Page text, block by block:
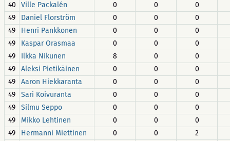
40
Ville Packalén 0 0
0
49
Daniel Florström 0 0
0
49
Henri Pankkonen 0 0
0
49
Kaspar Orasmaa 0 0
0
49
Ilkka Nikunen 8 0
0
49
Aleksi Pietikäinen 0 0
0
49
Aaron Hiekkaranta 0 0
0
49
Sari Koivuranta 0 0
0
49
Silmu Seppo 0 0
0
49
Mikko Lehtinen 0 0
0
49
Hermanni Miettinen 0 0
2